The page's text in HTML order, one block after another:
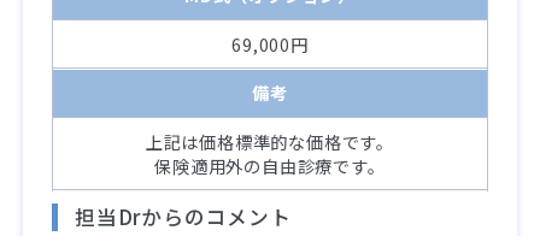
69,000円
備考
上記は価格標準的な価格です。
保険適用外の自由診療です。
担当Drからのコメント